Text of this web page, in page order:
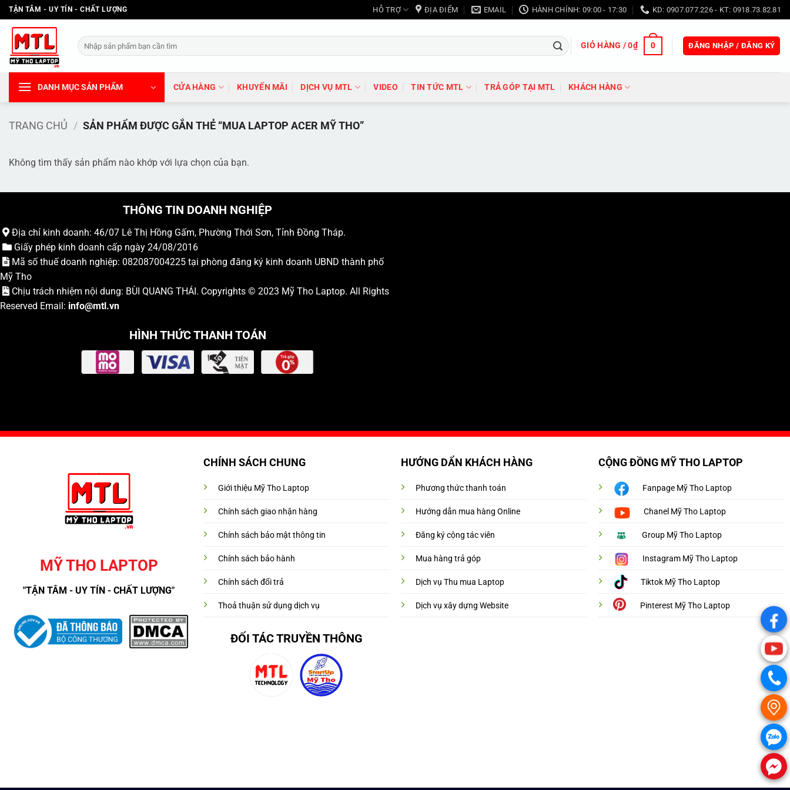
Bỏ
qua
dung
TẬN TÂM - UY TÍN - CHẤT LƯỢNG HỖ TRỢ ĐỊA ĐIỂM EMAIL HÀNH CHÍNH: 09:00 - 17:30 KD: 0907.077.226 - KT: 0918.73.82.81
Tìm
kiếm:
GIỎ HÀNG /0₫ 0 ĐĂNG NHẬP / ĐĂNG KÝ
DANH MỤC SẢN PHẨM CỬA HÀNG KHUYẾN MÃI DỊCH VỤ MTL VIDEO TIN TỨC MTL TRẢ GÓP TẠI MTL KHÁCH HÀNG
TRANG CHỦ / SẢN PHẨM ĐƯỢC GẮN THẺ “MUA LAPTOP ACER MỸ THO”
Không tìm thấy sản phẩm nào khớp với lựa chọn của bạn.
THÔNG TIN DOANH NGHIỆP
Địa chỉ kinh doanh: 46/07 Lê Thị Hồng Gấm, Phường Thới Sơn, Tỉnh Đồng Tháp.
Giấy phép kinh doanh cấp ngày 24/08/2016
Mã số thuế doanh nghiệp: 082087004225 tại phòng đăng ký kinh doanh UBND thành phố
Mỹ Tho
Chịu trách nhiệm nội dung: BÙI QUANG THÁI. Copyrights © 2023 Mỹ Tho Laptop. All Rights
Reserved Email: info@mtl.vn
HÌNH THỨC THANH TOÁN
MỸ THO LAPTOP
"TẬN TÂM - UY TÍN - CHẤT LƯỢNG"
CHÍNH SÁCH CHUNG
Giới thiệu Mỹ Tho Laptop
Chính sách giao nhận hàng
Chính sách bảo mật thông tin
Chính sách bảo hành
Chính sách đổi trả
Thoả thuận sử dụng dịch vụ
ĐỐI TÁC TRUYỀN THÔNG
HƯỚNG DẨN KHÁCH HÀNG
Phương thức thanh toán
Hướng dẫn mua hàng Online
Đăng ký cộng tác viên
Mua hàng trả góp
Dịch vụ Thu mua Laptop
Dịch vụ xây dựng Website
CỘNG ĐỒNG MỸ THO LAPTOP
Fanpage Mỹ Tho Laptop
Chanel Mỹ Tho Laptop
Group Mỹ Tho Laptop
Instagram Mỹ Tho Laptop
Tiktok Mỹ Tho Laptop
Pinterest Mỹ Tho Laptop
.
.
.
.
.
.